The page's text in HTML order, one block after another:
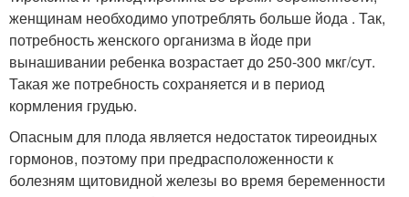
женщинам необходимо употреблять больше йода . Так,
потребность женского организма в йоде при
вынашивании ребенка возрастает до 250-300 мкг/сут.
Такая же потребность сохраняется и в период
кормления грудью.
Опасным для плода является недостаток тиреоидных
гормонов, поэтому при предрасположенности к
болезням щитовидной железы во время беременности